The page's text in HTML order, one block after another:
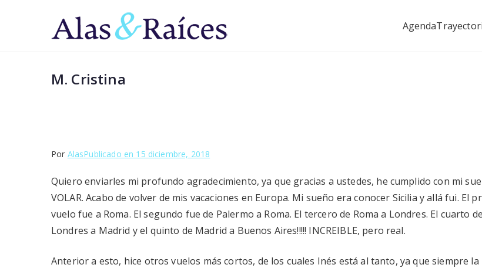
Superá el miedo a volar con los pioneros
Agenda
M. Cristina
Por AlasPublicado en 15 diciembre, 2018
Quiero enviarles mi profundo agradecimiento, ya que gracias a ustedes, he cumplido con mi
VOLAR. Acabo de volver de mis vacaciones en Europa. Mi sueño era conocer Sicilia y allá fui. El
vuelo fue a Roma. El segundo fue de Palermo a Roma. El tercero de Roma a Londres. El cuarto de
Londres a Madrid y el quinto de Madrid a Buenos Aires!!!!! INCREIBLE, pero real.
Anterior a esto, hice otros vuelos más cortos, de los cuales Inés está al tanto, ya que siempre la